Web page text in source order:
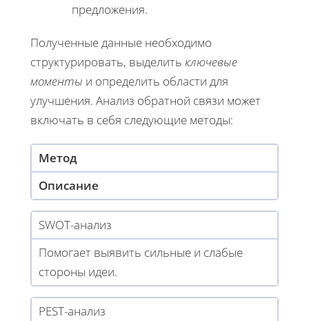
предложения.
Полученные данные необходимо
структурировать, выделить ключевые
моменты и определить области для
улучшения. Анализ обратной связи может
включать в себя следующие методы:
Метод
Описание
SWOT-анализ
Помогает выявить сильные и слабые
стороны идеи.
PEST-анализ